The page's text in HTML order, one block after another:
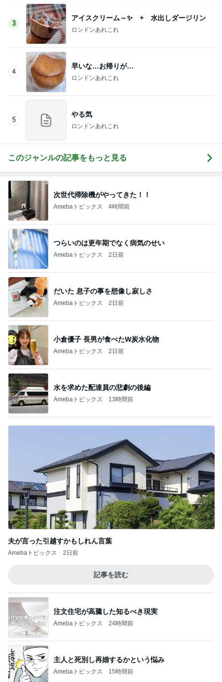
3
アイスクリーム～✨ + 水出しダージリン
ロンドンあれこれ
4
早いな…お帰りが…
ロンドンあれこれ
5
やる気
ロンドンあれこれ
このジャンルの記事をもっと見る
次世代掃除機がやってきた！！
Amebaトピックス 4時間前
つらいのは更年期でなく病気のせい
Amebaトピックス 2日前
だいた 息子の事を想像し寂しさ
Amebaトピックス 2日前
小倉優子 長男が食べたW炭水化物
Amebaトピックス 2日前
水を求めた配達員の悲劇の後編
Amebaトピックス 13時間前
夫が言った引越すかもしれん言葉
Amebaトピックス 2日前
記事を読む
注文住宅が高騰した知るべき現実
Amebaトピックス 24時間前
主人と死別し再婚するかという悩み
Amebaトピックス 15時間前